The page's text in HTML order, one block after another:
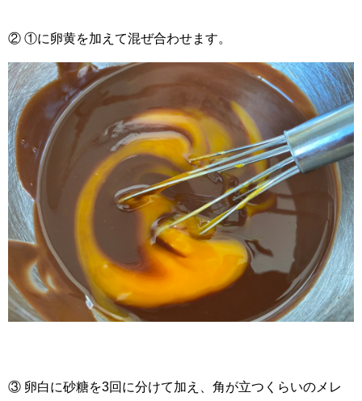
② ①に卵黄を加えて混ぜ合わせます。
③ 卵白に砂糖を3回に分けて加え、角が立つくらいのメレ